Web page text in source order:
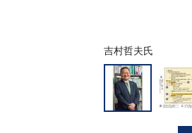
吉村哲夫氏